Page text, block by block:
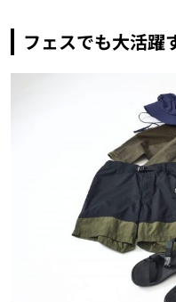
フェスでも大活躍